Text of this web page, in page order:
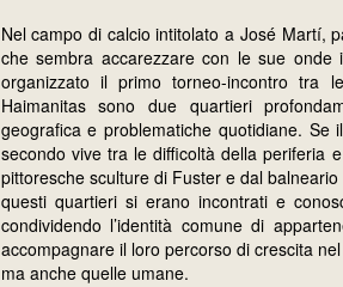
Nel campo di calcio intitolato a José Martí,
che sembra accarezzare con le sue
organizzato il primo torneo-incontro tra
Haimanitas sono due quartieri
geografica e problematiche quotidiane.
secondo vive tra le difficoltà della periferia
pittoresche sculture di Fuster e dal
questi quartieri si erano incontrati e
condividendo l’identità comune di
accompagnare il loro percorso di crescita
ma anche quelle umane.